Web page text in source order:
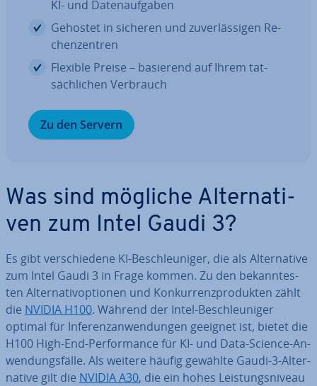
KI- und Da­ten­auf­ga­ben
Gehostet in sicheren und zu­ver­läs­si­gen Re­
chen­zen­tren
Flexible Preise – basierend auf Ihrem tat­
säch­li­chen Verbrauch
Zu den Servern
Was sind mögliche Al­ter­na­ti­
ven zum Intel Gaudi 3?
Es gibt ver­schie­de­ne KI-Be­schleu­ni­ger, die als Al­ter­na­ti­ve
zum Intel Gaudi 3 in Frage kommen. Zu den be­kann­tes­
ten Al­ter­na­tiv­op­tio­nen und Kon­kur­renz­pro­duk­ten zählt
die NVIDIA H100. Während der Intel-Be­schleu­ni­ger
optimal für In­fe­renz­an­wen­dun­gen geeignet ist, bietet die
H100 High-End-Per­for­mance für KI- und Data-Science-An­
wen­dungs­fäl­le. Als weitere häufig gewählte Gaudi-3-Al­ter­
na­ti­ve gilt die NVIDIA A30, die ein hohes Leis­tungs­ni­veau